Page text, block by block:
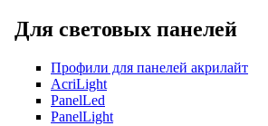
Для световых панелей
Профили для панелей акрилайт
AcriLight
PanelLed
PanelLight